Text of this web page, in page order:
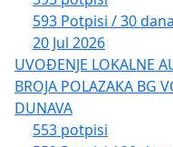
593 Potpisi / 30 dana
20 Jul 2026
UVOĐENJE LOKALNE
BROJA POLAZAKA BG
DUNAVA
553 potpisi